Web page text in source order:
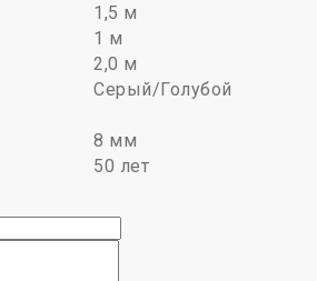
1,5 м
1 м
2,0 м
Серый/Голубой
8 мм
50 лет